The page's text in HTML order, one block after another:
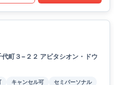
町３−２２ アビタシオン・ドウ
キャンセル可
セミパーソナル